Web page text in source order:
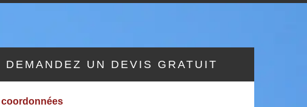
DEMANDEZ UN DEVIS GRATUIT
coordonnées